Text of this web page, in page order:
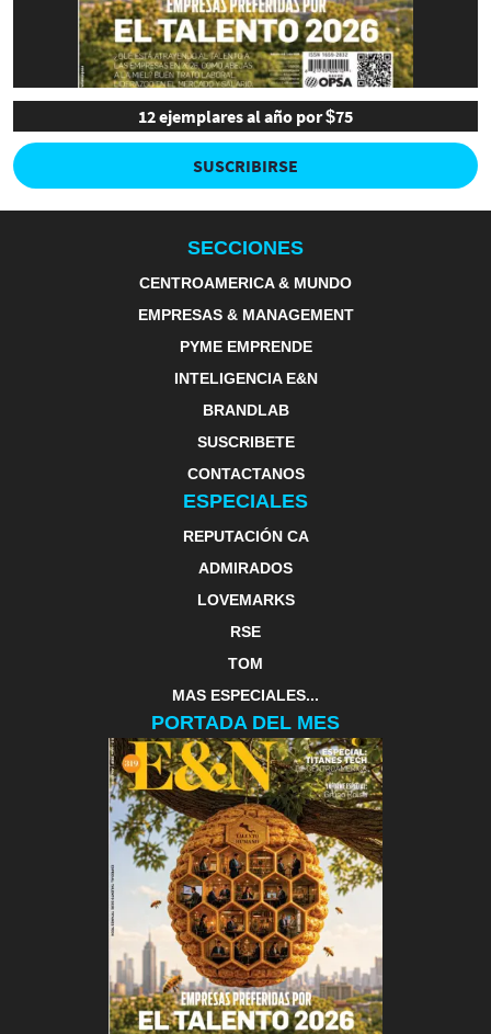
12 ejemplares al año por $75
SUSCRIBIRSE
SECCIONES
CENTROAMERICA & MUNDO
EMPRESAS & MANAGEMENT
PYME EMPRENDE
INTELIGENCIA E&N
BRANDLAB
SUSCRIBETE
CONTACTANOS
ESPECIALES
REPUTACIÓN CA
ADMIRADOS
LOVEMARKS
RSE
TOM
MAS ESPECIALES...
PORTADA DEL MES